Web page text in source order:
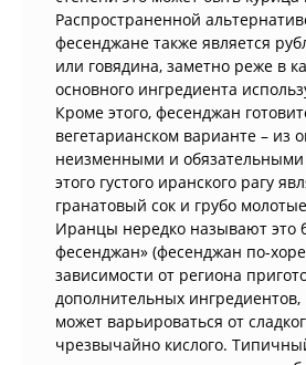
Распространенной
фесенджане также является
или говядина, заметно реже в
основного ингредиента
Кроме этого, фесенджан
вегетарианском варианте – из
неизменными и
этого густого иранского рагу
гранатовый сок и грубо
Иранцы нередко называют это
фесенджан» (фесенджан по-
зависимости от региона
дополнительных ингредиентов,
может варьироваться от
чрезвычайно кислого.